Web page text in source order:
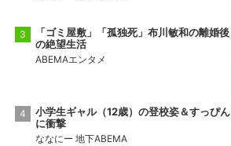
「ゴミ屋敷」「孤独死」布川敏和の離婚後
の絶望生活
ABEMAエンタメ
小学生ギャル（12歳）の登校姿＆すっぴん
に衝撃
ななにー 地下ABEMA